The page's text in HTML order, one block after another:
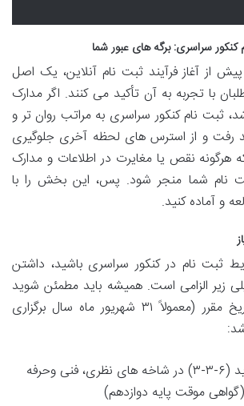
کنکور سراسری: برگه های عبور شما
از آغاز فرآیند ثبت نام آنلاین، یک اصل
با تجربه به آن تأکید می کنند. اگر مدارک
ثبت نام کنکور سراسری به مراتب روان تر و
رفت و از استرس های لحظه آخری جلوگیری
نقص یا مغایرت در اطلاعات و مدارک
نام شما منجر شود. پس، این بخش را با
و آماده کنید.
ثبت نام در کنکور سراسری باشید، داشتن
زیر الزامی است. همیشه باید مطمئن شوید
که مدرک شما تا تاریخ مقرر (معمولاً ۳۱ شهریور ماه سال برگزاری
دیپلم نظام جدید (۶-۳-۳) در شاخه های نظری، فنی وحرفه
موقت پایه دوازدهم)